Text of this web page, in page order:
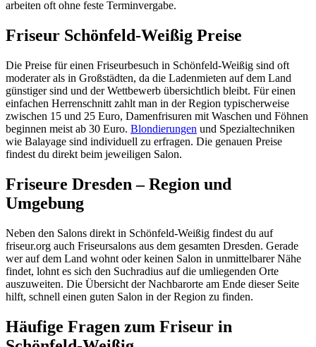
arbeiten oft ohne feste Terminvergabe.
Friseur Schönfeld-Weißig Preise
Die Preise für einen Friseurbesuch in Schönfeld-Weißig sind oft
moderater als in Großstädten, da die Ladenmieten auf dem Land
günstiger sind und der Wettbewerb übersichtlich bleibt. Für einen
einfachen Herrenschnitt zahlt man in der Region typischerweise
zwischen 15 und 25 Euro, Damenfrisuren mit Waschen und Föhnen
beginnen meist ab 30 Euro. Blondierungen und Spezialtechniken
wie Balayage sind individuell zu erfragen. Die genauen Preise
findest du direkt beim jeweiligen Salon.
Friseure Dresden – Region und
Umgebung
Neben den Salons direkt in Schönfeld-Weißig findest du auf
friseur.org auch Friseursalons aus dem gesamten Dresden. Gerade
wer auf dem Land wohnt oder keinen Salon in unmittelbarer Nähe
findet, lohnt es sich den Suchradius auf die umliegenden Orte
auszuweiten. Die Übersicht der Nachbarorte am Ende dieser Seite
hilft, schnell einen guten Salon in der Region zu finden.
Häufige Fragen zum Friseur in